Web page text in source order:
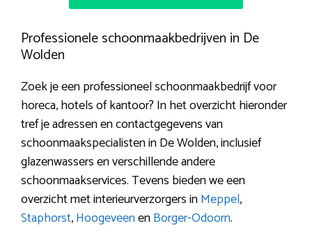
Professionele schoonmaakbedrijven in De
Wolden
Zoek je een professioneel schoonmaakbedrijf voor
horeca, hotels of kantoor? In het overzicht hieronder
tref je adressen en contactgegevens van
schoonmaakspecialisten in De Wolden, inclusief
glazenwassers en verschillende andere
schoonmaakservices. Tevens bieden we een
overzicht met interieurverzorgers inMeppel,
Staphorst,HoogeveenenBorger-Odoorn.